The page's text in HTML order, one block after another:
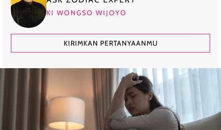
KI WONGSO WIJOYO
KIRIMKAN PERTANYAANMU